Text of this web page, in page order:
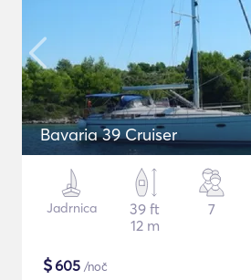
Bavaria 39 Cruiser
Jadrnica
39 ft
12 m
7
$605 /noč